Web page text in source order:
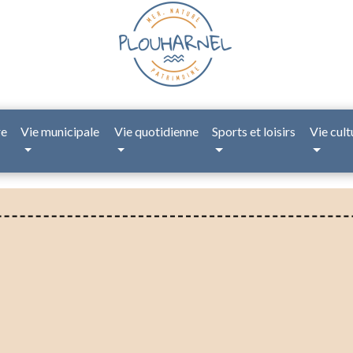
Vie municipale Vie quotidienne Sports et loisirs Vie